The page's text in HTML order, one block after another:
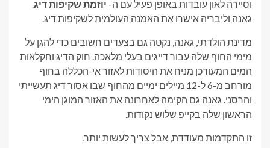
וסיירה לאון עובדות באופן פעיל עם ה- יוזמת שקיפות דיג.
גאנה וליבריה אישרו את האמנה העולמית לשקיפות דיג.
מדינת הולדתי, גאנה, נקטה גם בצעדים חשובים כדי להגן על
מימי החוף שלה עבור דייגים בעלי מלאכה. חוק הדיג וחקלאות
המים המעודכן מניח את היסודות לאזור אי-הכללה בחוף
מורחב מ-6 ל-12 מיילים ימיים מהחוף שבו אסור דיג תעשייתי
והרסני. גאנה גם הקימה לאחרונה את האזור המוגן הימי
הראשון שלה בקייפ שלוש נקודות.
זו התקדמות מעודדת, אבל צריך לעשות יותר.